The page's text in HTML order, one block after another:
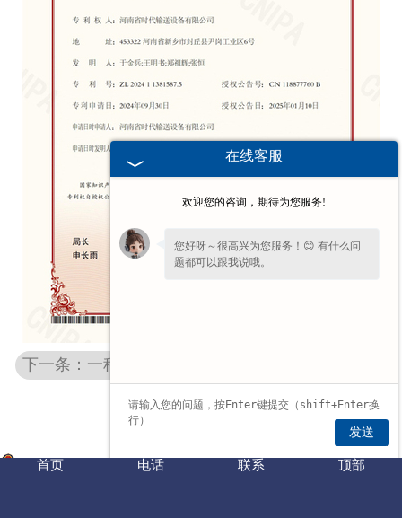
下一条：一种防撞式单轨起重机
首页 电话 联系 顶部
在线客服
欢迎您的咨询，期待为您服务!
您好呀～很高兴为您服务！😊 有什么问
题都可以跟我说哦。
发送